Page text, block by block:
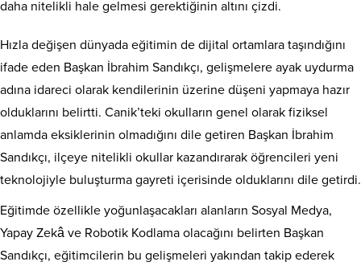
daha nitelikli hale gelmesi gerektiğinin altını çizdi.
Hızla değişen dünyada eğitimin de dijital ortamlara taşındığını
ifade eden Başkan İbrahim Sandıkçı, gelişmelere ayak uydurma
adına idareci olarak kendilerinin üzerine düşeni yapmaya hazır
olduklarını belirtti. Canik’teki okulların genel olarak fiziksel
anlamda eksiklerinin olmadığını dile getiren Başkan İbrahim
Sandıkçı, ilçeye nitelikli okullar kazandırarak öğrencileri yeni
teknolojiyle buluşturma gayreti içerisinde olduklarını dile getirdi.
Eğitimde özellikle yoğunlaşacakları alanların Sosyal Medya,
Yapay Zekâ ve Robotik Kodlama olacağını belirten Başkan
Sandıkçı, eğitimcilerin bu gelişmeleri yakından takip ederek